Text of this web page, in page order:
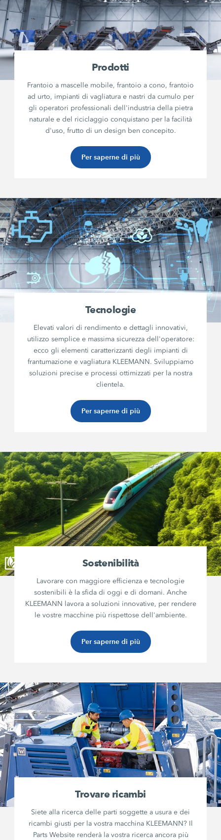
Prodotti
Frantoio a mascelle mobile, frantoio a cono, frantoio
ad urto, impianti di vagliatura e nastri da cumulo per
gli operatori professionali dell'industria della pietra
naturale e del riciclaggio conquistano per la facilità
d'uso, frutto di un design ben concepito.
Per saperne di più
Tecnologie
Elevati valori di rendimento e dettagli innovativi,
utilizzo semplice e massima sicurezza dell'operatore:
ecco gli elementi caratterizzanti degli impianti di
frantumazione e vagliatura KLEEMANN. Sviluppiamo
soluzioni precise e processi ottimizzati per la nostra
clientela.
Per saperne di più
Sostenibilità
Lavorare con maggiore efficienza e tecnologie
sostenibili è la sfida di oggi e di domani. Anche
KLEEMANN lavora a soluzioni innovative, per rendere
le vostre macchine più rispettose dell'ambiente.
Per saperne di più
Trovare ricambi
Siete alla ricerca delle parti soggette a usura e dei
ricambi giusti per la vostra macchina KLEEMANN? Il
Parts Website renderà la vostra ricerca ancora più